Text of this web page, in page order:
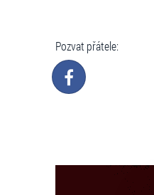
Pozvat přátele: